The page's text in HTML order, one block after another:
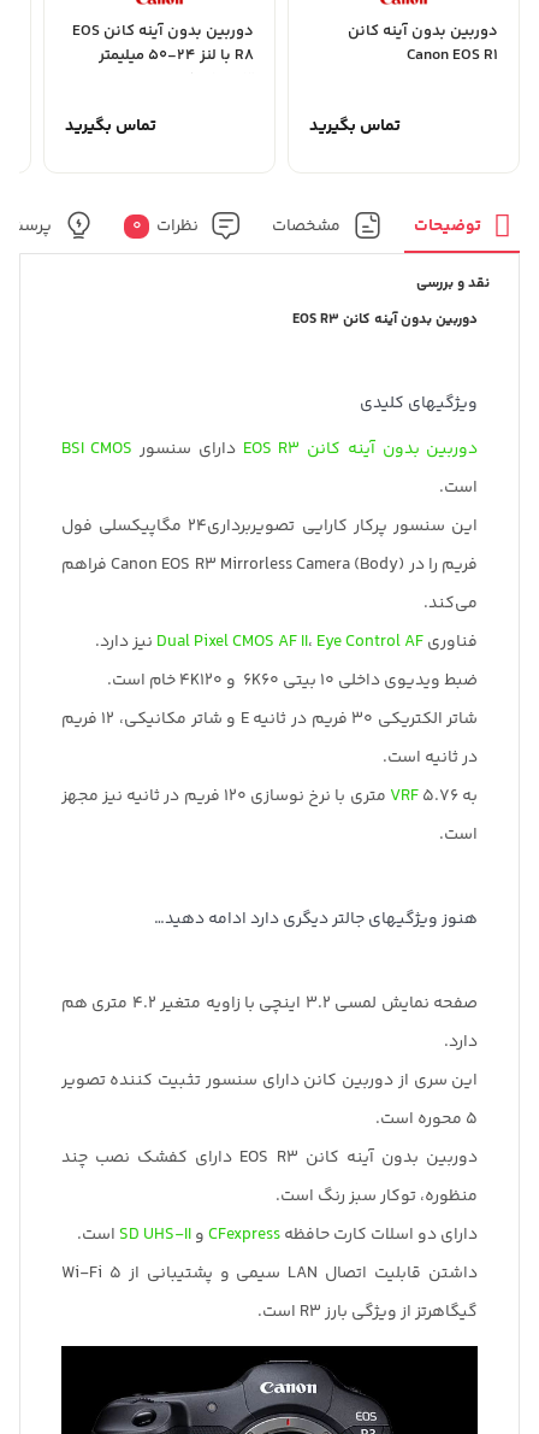
دوربین بدون آینه کانن
Canon EOS R1
تماس بگیرید
دوربین بدون آینه کانن EOS
R8 با لنز 24-50 میلیمتر
f/4.5-6.3
تماس بگیرید
توضیحات مشخصات نظرات 0 پرسش
نقد و بررسی
دوربین بدون آینه کانن EOS R3
ویژگیهای کلیدی
دوربین بدون آینه کانن EOS R3
دارای سنسور BSI CMOS
است.
این سنسور پرکار کارایی تصویربرداری24 مگاپیکسلی فول
فریم را در Canon EOS R3 Mirrorless Camera (Body) فراهم
می‌کند.
فناوری
Dual Pixel CMOS AF II، Eye Control AF
نیز دارد.
ضبط ویدیوی داخلی 10 بیتی 6K60 و 4K120 خام است.
شاتر الکتریکی 30 فریم در ثانیه E و شاتر مکانیکی، 12 فریم
در ثانیه است.
به
VRF
5.76 متری با نرخ نوسازی 120 فریم در ثانیه نیز مجهز
است.
هنوز ویژگیهای جالتر دیگری دارد ادامه دهید…
صفحه نمایش لمسی 3.2 اینچی با زاویه متغیر 4.2 متری هم
دارد.
این سری از دوربین کانن دارای سنسور تثبیت کننده تصویر
5 محوره است.
دوربین بدون آینه کانن EOS R3 دارای کفشک نصب چند
منظوره، توکار سبز رنگ است.
دارای دو اسلات کارت حافظهCFexpressوSD UHS-IIاست.
داشتن قابلیت اتصال LAN سیمی و پشتیبانی از Wi-Fi 5
گیگاهرتز از ویژگی بارز R3 است.